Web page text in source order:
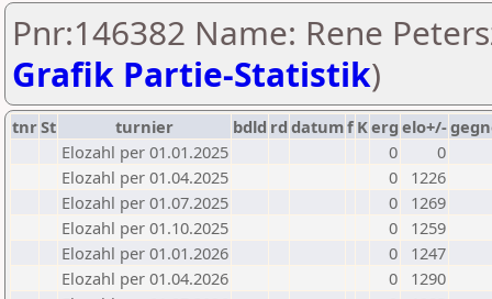
Pnr:146382 Name: Rene
Grafik Partie-Statistik)
tnrSt turnier bdld rd datumf Kerg elo+/-
Elozahl per 01.01.2025
0
0
Elozahl per 01.04.2025
0
1226
Elozahl per 01.07.2025
0
1269
Elozahl per 01.10.2025
0
1259
Elozahl per 01.01.2026
0
1247
Elozahl per 01.04.2026
0
1290